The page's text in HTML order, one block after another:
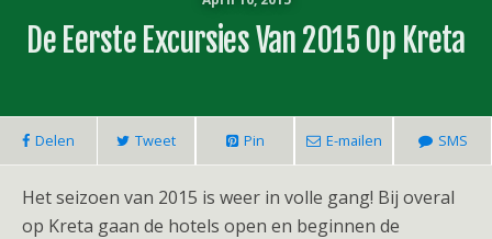
De Eerste Excursies Van 2015 Op Kreta
Delen Tweet Pin E-mailen SMS
Het seizoen van 2015 is weer in volle gang! Bij overal
op Kreta gaan de hotels open en beginnen de